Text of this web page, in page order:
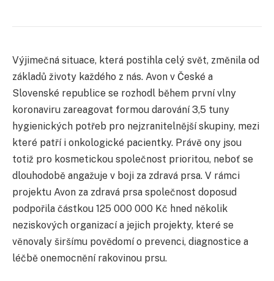
Výjimečná situace, která postihla celý svět, změnila od
základů životy každého z nás. Avon v České a
Slovenské republice se rozhodl během první vlny
koronaviru zareagovat formou darování 3,5 tuny
hygienických potřeb pro nejzranitelnější skupiny, mezi
které patří i onkologické pacientky. Právě ony jsou
totiž pro kosmetickou společnost prioritou, neboť se
dlouhodobě angažuje v boji za zdravá prsa. V rámci
projektu Avon za zdravá prsa společnost doposud
podpořila částkou 125 000 000 Kč hned několik
neziskových organizací a jejich projekty, které se
věnovaly širšímu povědomí o prevenci, diagnostice a
léčbě onemocnění rakovinou prsu.